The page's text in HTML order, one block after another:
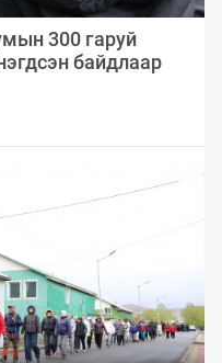
300 гаруй
байдлаар